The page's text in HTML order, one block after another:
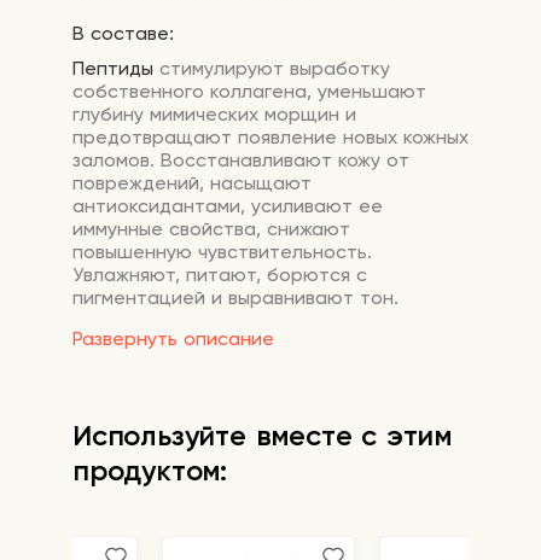
Развернуть описание
В составе:
Пептиды стимулируют выработку
собственного коллагена, уменьшают
глубину мимических морщин и
предотвращают появление новых кожных
заломов. Восстанавливают кожу от
повреждений, насыщают
антиоксидантами, усиливают ее
иммунные свойства, снижают
повышенную чувствительность.
Увлажняют, питают, борются с
пигментацией и выравнивают тон.
Астаксантинмощный антиоксидант,
обеспечивает защиту от УФ-
повреждений, уменьшает морщины и
осветляет возрастные пятна.
Используйте вместе с этим
продуктом: